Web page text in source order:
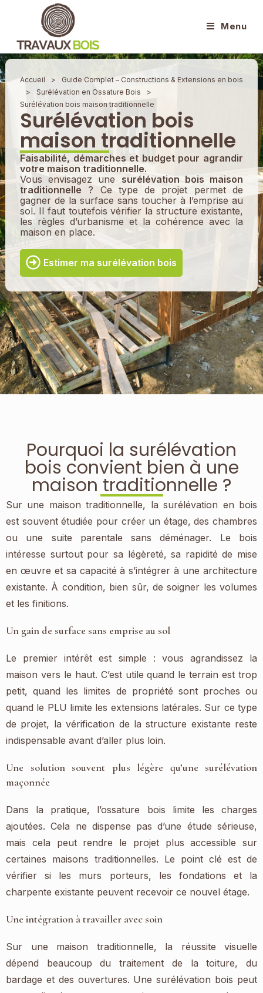
Menu
Accueil >
Guide Complet – Constructions & Extensions en bois
>
Surélévation en Ossature Bois
>
Surélévation bois maison traditionnelle
Surélévation bois
maison traditionnelle
Faisabilité, démarches et budget pour agrandir
votre maison traditionnelle.
Vous envisagez une surélévation bois maison
traditionnelle ? Ce type de projet permet de
gagner de la surface sans toucher à l’emprise au
sol. Il faut toutefois vérifier la structure existante,
les règles d’urbanisme et la cohérence avec la
maison en place.
Estimer ma surélévation bois
Pourquoi la surélévation
bois convient bien à une
maison traditionnelle ?
Sur une maison traditionnelle, la surélévation en bois
est souvent étudiée pour créer un étage, des chambres
ou une suite parentale sans déménager. Le bois
intéresse surtout pour sa légèreté, sa rapidité de mise
en œuvre et sa capacité à s’intégrer à une architecture
existante. À condition, bien sûr, de soigner les volumes
et les finitions.
Un gain de surface sans emprise au sol
Le premier intérêt est simple : vous agrandissez la
maison vers le haut. C’est utile quand le terrain est trop
petit, quand les limites de propriété sont proches ou
quand le PLU limite les extensions latérales. Sur ce type
de projet, la vérification de la structure existante reste
indispensable avant d’aller plus loin.
Une solution souvent plus légère qu’une surélévation
maçonnée
Dans la pratique, l’ossature bois limite les charges
ajoutées. Cela ne dispense pas d’une étude sérieuse,
mais cela peut rendre le projet plus accessible sur
certaines maisons traditionnelles. Le point clé est de
vérifier si les murs porteurs, les fondations et la
charpente existante peuvent recevoir ce nouvel étage.
Une intégration à travailler avec soin
Sur une maison traditionnelle, la réussite visuelle
dépend beaucoup du traitement de la toiture, du
bardage et des ouvertures. Une surélévation bois peut